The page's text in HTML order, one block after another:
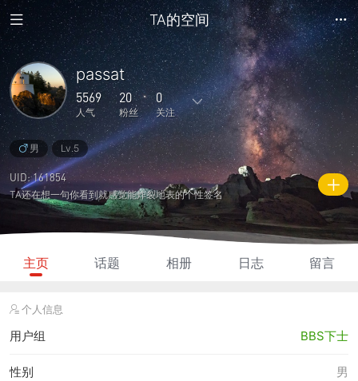
TA的空间
passat
5569
人气
20
粉丝
0
关注
81
主题
312
回复
0
日志
1
相册
1
好友
20 0
关注
0
说说
5569
人气
1830
积分
男 Lv.5
UID: 161854
TA还在想一句你看到就感觉能炸裂地表的个性签名
主页 话题 相册 日志 留言
个人信息
用户组 BBS下士
男
性别